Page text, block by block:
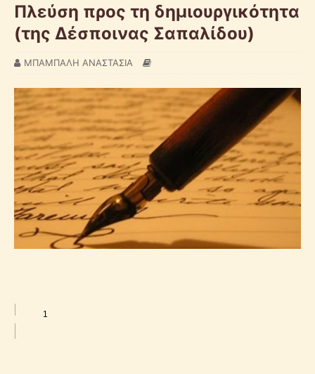
Πλεύση προς τη δημιουργικότητα
(της Δέσποινας Σαπαλίδου)
ΜΠΑΜΠΑΛΗ ΑΝΑΣΤΑΣΙΑ